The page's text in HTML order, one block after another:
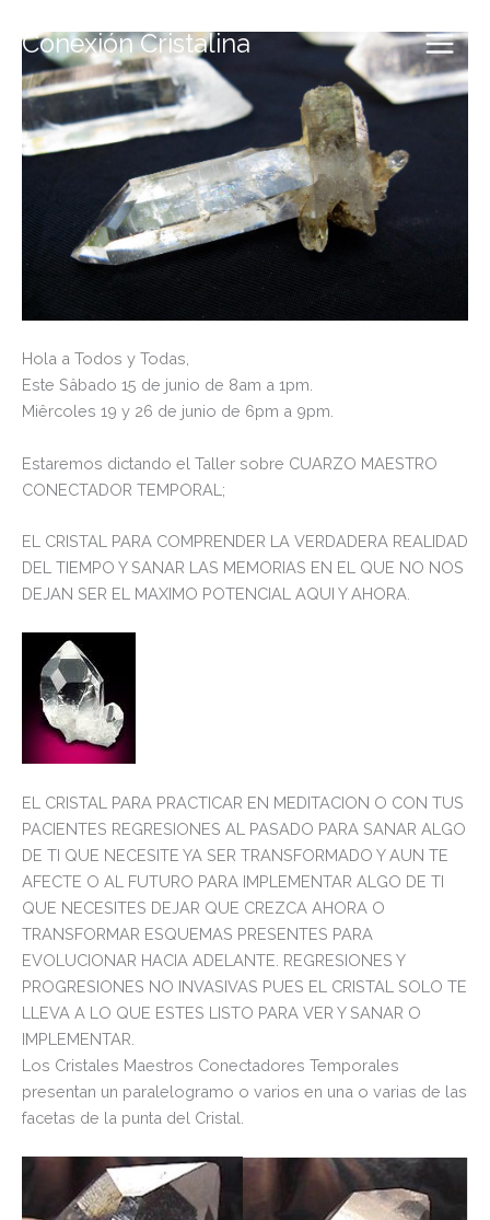
contenido
Conexión Cristalina
Hola a Todos y Todas,
Este Sâbado 15 de junio de 8am a 1pm.
Miêrcoles 19 y 26 de junio de 6pm a 9pm.
Estaremos dictando el Taller sobre CUARZO MAESTRO
CONECTADOR TEMPORAL;
EL CRISTAL PARA COMPRENDER LA VERDADERA REALIDAD
DEL TIEMPO Y SANAR LAS MEMORIAS EN EL QUE NO NOS
DEJAN SER EL MAXIMO POTENCIAL AQUI Y AHORA.
EL CRISTAL PARA PRACTICAR EN MEDITACION O CON TUS
PACIENTES REGRESIONES AL PASADO PARA SANAR ALGO
DE TI QUE NECESITE YA SER TRANSFORMADO Y AUN TE
AFECTE O AL FUTURO PARA IMPLEMENTAR ALGO DE TI
QUE NECESITES DEJAR QUE CREZCA AHORA O
TRANSFORMAR ESQUEMAS PRESENTES PARA
EVOLUCIONAR HACIA ADELANTE. REGRESIONES Y
PROGRESIONES NO INVASIVAS PUES EL CRISTAL SOLO TE
LLEVA A LO QUE ESTES LISTO PARA VER Y SANAR O
IMPLEMENTAR.
Los Cristales Maestros Conectadores Temporales
presentan un paralelogramo o varios en una o varias de las
facetas de la punta del Cristal.